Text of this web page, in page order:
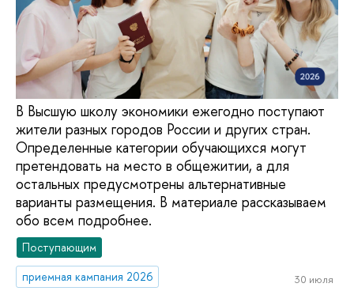
В Высшую школу экономики ежегодно поступают
жители разных городов России и других стран.
Определенные категории обучающихся могут
претендовать на место в общежитии, а для
остальных предусмотрены альтернативные
варианты размещения. В материале рассказываем
обо всем подробнее.
Поступающим
приемная кампания 2026
30 июля